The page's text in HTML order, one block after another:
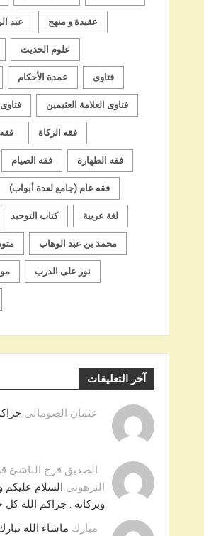
عبد عقيدة و منهج
علوم الحديث
عمدة الأحكام فتاوى
فتاوى العلامة العثيمين
فقه الزكاة
فقه الصيام فقه الطهارة
فقه عام (جامع لعدة أبواب)
كتاب التوحيد لغة عربية
محمد بن عبد الوهاب
نور على الدرب
آخر التعليقات
عثمان الصومالي
الصديق فرج الناشئ
الترهوني السلام عليكم
وبركاته . جزاكم الله
مبارك ماشاء الله